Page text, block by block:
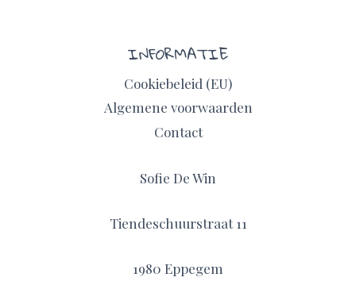
INFORMATIE
Cookiebeleid (EU)
Algemene voorwaarden
Contact
Sofie De Win
Tiendeschuurstraat 11
1980 Eppegem